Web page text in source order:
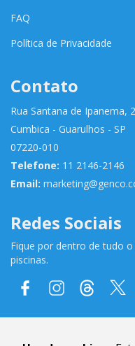
FAQ
Política de Privacidade
Contato
Rua Santana de Ipanema,
Cumbica - Guarulhos - SP
07220-010
Telefone: 11 2146-2146
Email:
Redes Sociais
Fique por dentro de tudo
piscinas.